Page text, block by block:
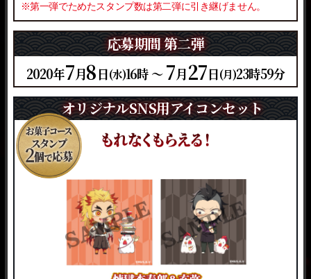
※第一弾でためたスタンプ数は第二弾に引き継げません。
応募期間 第一弾
6 3 (水) 6 29 (月)
オリジナルSNS用アイコンセット
※第一弾でためたスタンプ数は第二弾に引き継げません。
応募期間 第二弾
2020年7月8日(水)16時 ～7月27日(月)23時59分
オリジナルSNS用アイコンセット